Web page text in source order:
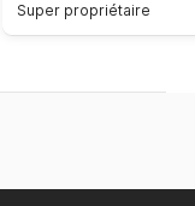
Super propriétaire